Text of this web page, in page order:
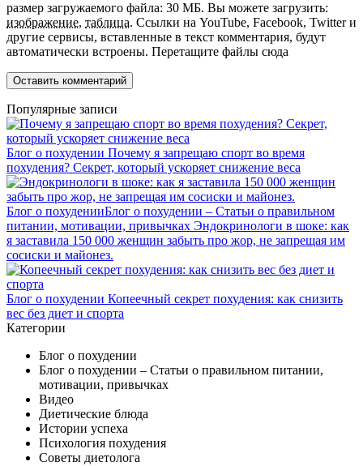
размер загружаемого файла: 30 МБ. Вы можете загрузить:
изображение, таблица. Ссылки на YouTube, Facebook, Twitter и
другие сервисы, вставленные в текст комментария, будут
автоматически встроены. Перетащите файлы сюда
Популярные записи
Блог о похудении Почему я запрещаю спорт во время
похудения? Секрет, который ускоряет снижение веса
Блог о похуденииБлог о похудении – Статьи о правильном
питании, мотивации, привычках Эндокринологи в шоке: как
я заставила 150 000 женщин забыть про жор, не запрещая им
сосиски и майонез.
Блог о похудении Копеечный секрет похудения: как снизить
вес без диет и спорта
Категории
Блог о похудении
Блог о похудении – Статьи о правильном питании,
мотивации, привычках
Видео
Диетические блюда
Истории успеха
Психология похудения
Советы диетолога